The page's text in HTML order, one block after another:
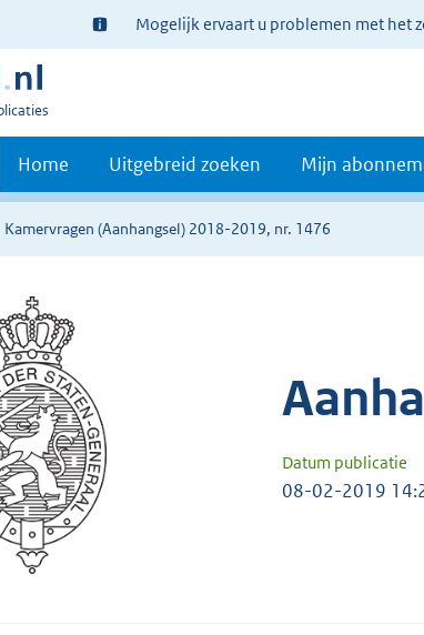
Ter
informatie:
Mogelijk ervaart u problemen met het
Home Uitgebreid zoeken Mijn
Kamervragen (Aanhangsel) 2018-2019, nr. 1476
Datum publicatie
08-02-2019